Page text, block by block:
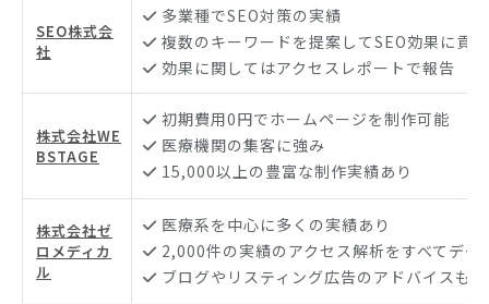
SEO株式会
社
多業種でSEO対策の実績
複数のキーワードを提案してSEO効果に貢献
効果に関してはアクセスレポートで報告
株式会社WE
BSTAGE
初期費用0円でホームページを制作可能
医療機関の集客に強み
15,000以上の豊富な制作実績あり
株式会社ゼ
ロメディカ
ル
医療系を中心に多くの実績あり
2,000件の実績のアクセス解析をすべてデー
ブログやリスティング広告のアドバイスも